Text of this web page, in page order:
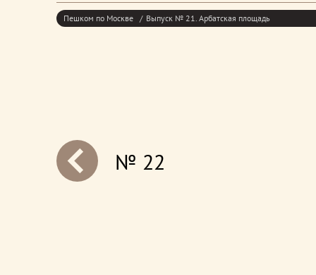
Пешком по Москве Выпуск № 21. Арбатская площадь
№ 22